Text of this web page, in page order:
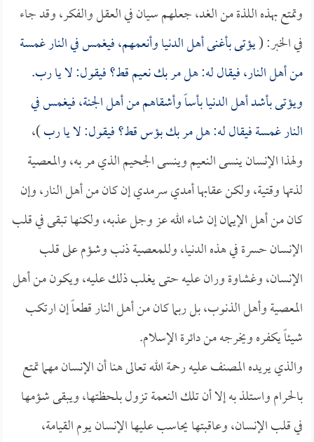
وتمتع بهذه اللذة من الغد، جعلهم سيان في العقل والفكر، وقد جاء
في الخبر: (يؤتى بأغنى أهل الدنيا وأنعمهم، فيغمس في النار غمسة
من أهل النار، فيقال له: هل مر بك نعيم قط؟ فيقول: لا يا رب.
ويؤتى بأشد أهل الدنيا بأساً وأشقاهم من أهل الجنة، فيغمس في
النار غمسة فيقال له: هل مر بك بؤس قط؟ فيقول: لا يا رب)،
ولهذا الإنسان ينسى النعيم وينسى الجحيم الذي مر به، والمعصية
لذتها وقتية، ولكن عقابها أمدي سرمدي إن كان من أهل النار، وإن
كان من أهل الإيمان إن شاء الله عز وجل عذبه، ولكنها تبقى في قلب
الإنسان حسرة في هذه الدنيا، وللمعصية ذنب وشؤم على قلب
الإنسان، وغشاوة وران عليه حتى يغلب ذلك عليه، ويكون من أهل
المعصية وأهل الذنوب، بل ربما كان من أهل النار قطعاً إن ارتكب
شيئاً يكفره ويخرجه من دائرة الإسلام.
والذي يريده المصنف عليه رحمة الله تعالى هنا أن الإنسان مهما تمتع
بالحرام واستلذ به إلا أن تلك النعمة تزول بلحظتها، ويبقى شؤمها
في قلب الإنسان، وعاقبتها يحاسب عليها الإنسان يوم القيامة،